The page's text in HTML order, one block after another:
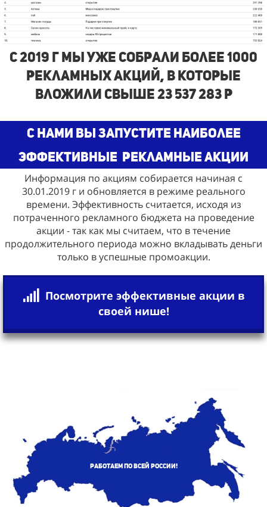
с 2019 г Мы Уже собрали более 1000
рекламных акций, в которые
вложили свыше 23 537 283 р
С нами Вы запустите наиболее
эффективные рекламные акции
Информация по акциям собирается начиная с
30.01.2019 г и обновляется в режиме реального
времени. Эффективность считается, исходя из
потраченного рекламного бюджета на проведение
акции - так как мы считаем, что в течение
продолжительного периода можно вкладывать деньги
только в успешные промоакции.
Посмотрите эффективные акции в
своей нише!
Работаем по всей России!